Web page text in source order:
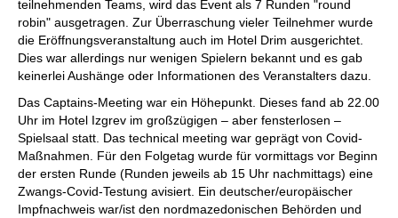
teilnehmenden Teams, wird das Event als 7 Runden "round
robin" ausgetragen. Zur Überraschung vieler Teilnehmer wurde
die Eröffnungsveranstaltung auch im Hotel Drim ausgerichtet.
Dies war allerdings nur wenigen Spielern bekannt und es gab
keinerlei Aushänge oder Informationen des Veranstalters dazu.
Das Captains-Meeting war ein Höhepunkt. Dieses fand ab 22.00
Uhr im Hotel Izgrev im großzügigen – aber fensterlosen –
Spielsaal statt. Das technical meeting war geprägt von Covid-
Maßnahmen. Für den Folgetag wurde für vormittags vor Beginn
der ersten Runde (Runden jeweils ab 15 Uhr nachmittags) eine
Zwangs-Covid-Testung avisiert. Ein deutscher/europäischer
Impfnachweis war/ist den nordmazedonischen Behörden und